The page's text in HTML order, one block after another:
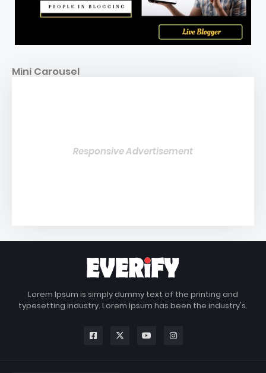
Mini Carousel
Responsive Advertisement
Lorem Ipsum is simply dummy text of the printing and
typesetting industry. Lorem Ipsum has been the industry's.